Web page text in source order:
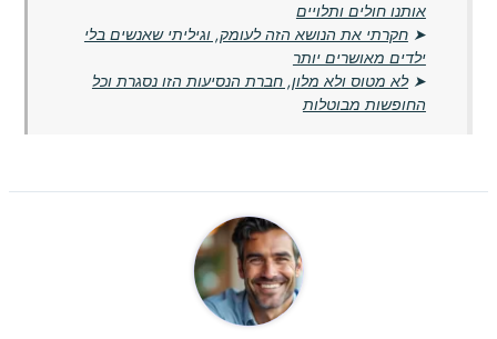
אותנו חולים ותלויים
➤חקרתי את הנושא הזה לעומק, וגיליתי שאנשים בלי
ילדים מאושרים יותר
➤לא מטוס ולא מלון, חברת הנסיעות הזו נסגרת וכל
החופשות מבוטלות